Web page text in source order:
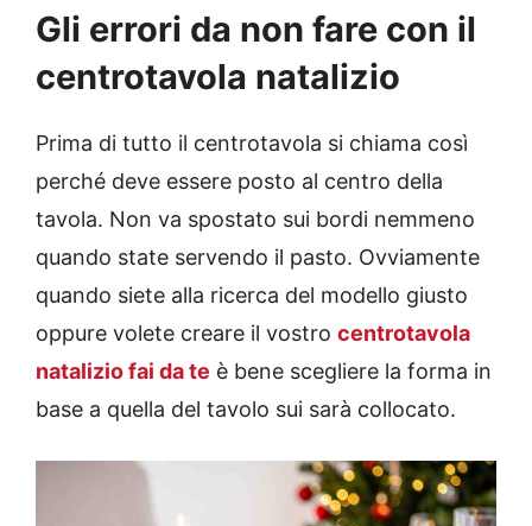
Gli errori da non fare con il
centrotavola natalizio
Prima di tutto il centrotavola si chiama così
perché deve essere posto al centro della
tavola. Non va spostato sui bordi nemmeno
quando state servendo il pasto. Ovviamente
quando siete alla ricerca del modello giusto
oppure volete creare il vostro centrotavola
natalizio fai da te è bene scegliere la forma in
base a quella del tavolo sui sarà collocato.